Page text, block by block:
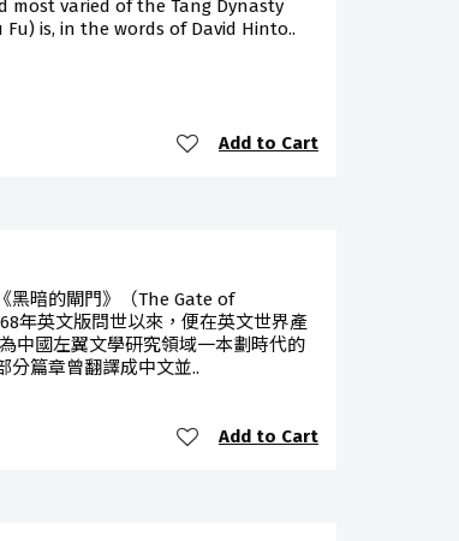
most varied of the Tang Dynasty
Fu) is, in the words of David Hinto..
Add to Cart
黑暗的閘門》（The Gate of
年英文版問世以來，便在英文世界產
中國左翼文學研究領域一本劃時代的
分篇章曾翻譯成中文並..
Add to Cart